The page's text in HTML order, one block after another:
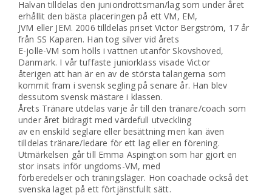
Halvan tilldelas den junioridrottsman/lag som under året
erhållit den bästa placeringen på ett VM, EM,
JVM eller JEM. 2006 tilldelas priset Victor Bergström, 17 år
från SS Kaparen. Han tog silver vid årets
E-jolle-VM som hölls i vattnen utanför Skovshoved,
Danmark. I vår tuffaste juniorklass visade Victor
återigen att han är en av de största talangerna som
kommit fram i svensk segling på senare år. Han blev
dessutom svensk mästare i klassen.
Årets Tränare utdelas varje år till den tränare/coach som
under året bidragit med värdefull utveckling
av en enskild seglare eller besättning men kan även
tilldelas tränare/ledare för ett lag eller en förening.
Utmärkelsen går till Emma Aspington som har gjort en
stor insats inför ungdoms-VM, med
förberedelser och träningsläger. Hon coachade också det
svenska laget på ett förtjänstfullt sätt.